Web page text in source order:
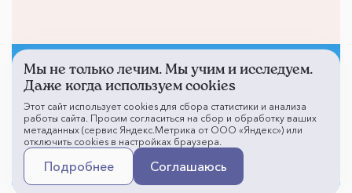
Не смогли записаться к
врачу?
Написать о проблеме
Мы не только лечим. Мы учим и исследуем.
Даже когда используем cookies
Этот сайт использует cookies для сбора статистики и анализа
работы сайта. Просим согласиться на сбор и обработку ваших
метаданных (сервис Яндекс.Метрика от ООО «Яндекс») или
отключить cookies в настройках браузера.
Подробнее Соглашаюсь